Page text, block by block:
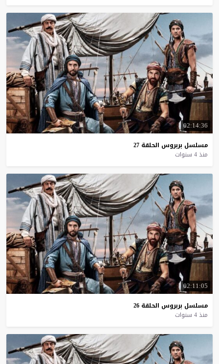
02:14:36
مسلسل بربروس الحلقة 27
منذ 4 سنوات
02:11:05
مسلسل بربروس الحلقة 26
منذ 4 سنوات